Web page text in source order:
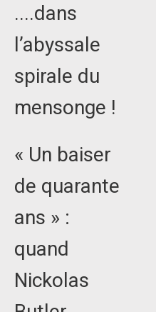
....dans
l’abyssale
spirale du
mensonge !
« Un baiser
de quarante
ans » :
quand
Nickolas